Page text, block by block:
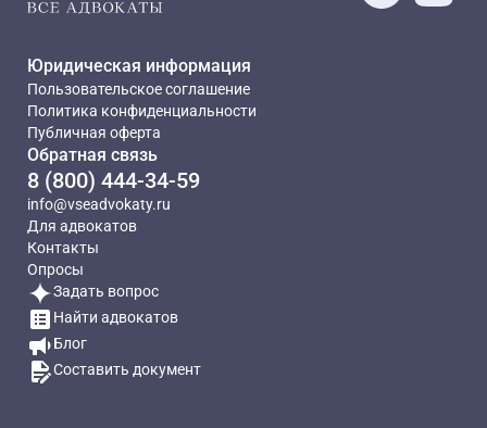
Юридическая информация
Пользовательское соглашение
Политика конфиденциальности
Публичная оферта
Обратная связь
8 (800) 444-34-59
info@vseadvokaty.ru
Для адвокатов
Контакты
Опросы
Задать вопрос
Найти адвокатов
Блог
Составить документ